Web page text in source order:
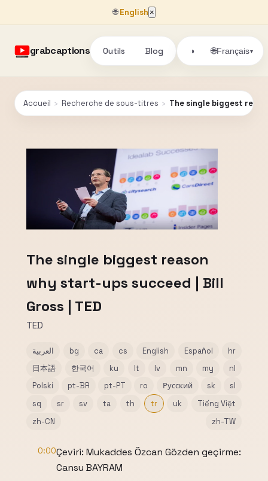
🌐English ×
grabcaptions Outils Blog ◑ 🌐Français▾
Accueil › Recherche de sous-titres › The single biggest
The single biggest reason
why start-ups succeed | Bill
Gross | TED
TED
العربية bg ca cs English Español
hr
日本語
한국어 ku lt lv mn my
nl
Polski
pt-BR pt-PT ro Русский sk
sl
sq
sr sv ta th tr uk
Tiếng Việt
zh-CN
zh-TW
0:00Çeviri: Mukaddes Özcan Gözden geçirme:
Cansu BAYRAM